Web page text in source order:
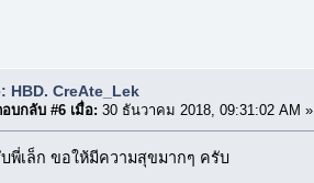
HBD. CreAte_Lek
อบกลับ #6 เมื่อ: 30 ธันวาคม 2018, 09:31:02 AM »
บพี่เล็ก ขอให้มีความสุขมากๆ ครับ